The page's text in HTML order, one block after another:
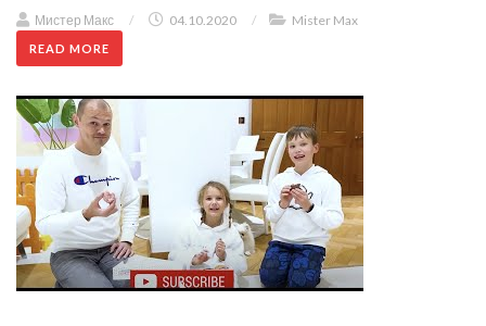
Мистер Макс / 04.10.2020 / Mister Max
READ MORE